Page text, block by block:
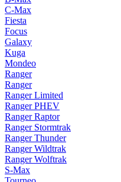
C-Max
Fiesta
Focus
Galaxy
Kuga
Mondeo
Ranger
Ranger
Ranger Limited
Ranger PHEV
Ranger Raptor
Ranger Stormtrak
Ranger Thunder
Ranger Wildtrak
Ranger Wolftrak
S-Max